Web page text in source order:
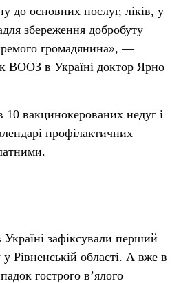
до основних послуг, ліків, у
збереження добробуту
громадянина», —
ВООЗ в Україні доктор Ярно
10 вакцинокерованих недуг і
профілактичних
зафіксували перший
у Рівненській області. А вже в
гострого в’ялого